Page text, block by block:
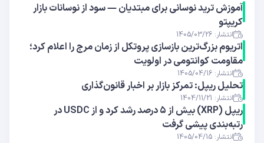
آموزش ترید نوسانی برای مبتدیان — سود از نوسانات بازار
کریپتو
انتشار: 1405/03/26
اتریوم بزرگ‌ترین بازسازی پروتکل از زمان مرج را اعلام کرد؛
مقاومت کوانتومی در اولویت
انتشار: 1405/04/16
تحلیل ریپل: تمرکز بازار بر اخبار قانون‌گذاری
انتشار: 1404/11/21
ریپل (XRP) بیش از ۵ درصد رشد کرد و از USDC در
رتبه‌بندی پیشی گرفت
انتشار: 1405/04/15